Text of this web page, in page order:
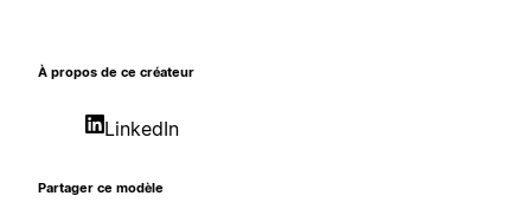
À propos de ce créateur
LinkedIn
Partager ce modèle